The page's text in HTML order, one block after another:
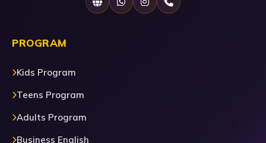
PROGRAM
Kids Program
Teens Program
Adults Program
Business English